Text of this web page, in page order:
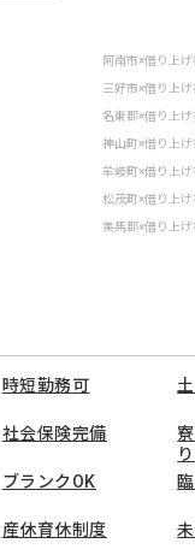
阿南市×借り上
三好市×借り上
名東郡×借り上げ
神山町×借り上げ
牟岐町×借り上げ
松茂町×借り上げ
美馬郡×借り上
時短勤務可
社会保険完備
り
ブランクOK
産休育休制度